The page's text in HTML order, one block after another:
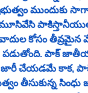
ముందుకు
కోసం
పడుతోంది. పాక్
చేయడమే కాక,
తీసుకున్న సింధు